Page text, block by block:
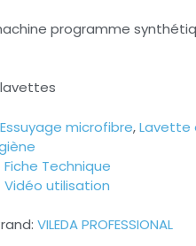
programme
Essuyage microfibre,Lavette
Fiche Technique
Vidéo utilisation
VILEDA PROFESSIONAL